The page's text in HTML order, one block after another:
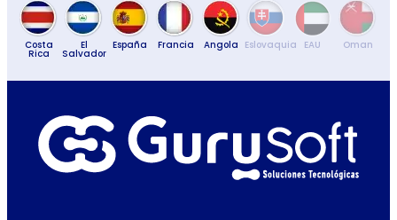
Costa
Rica
El
Salvador
España Francia Angola Eslovaquia EAU Oman